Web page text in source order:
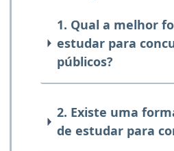
1. Qual a melhor
estudar para
públicos?
2. Existe uma
de estudar para